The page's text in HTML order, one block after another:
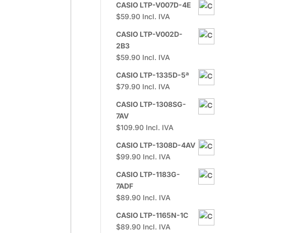
CASIO LTP-V007D-4E
$59.90 Incl. IVA
CASIO LTP-V002D-
2B3
$59.90 Incl. IVA
CASIO LTP-1335D-5ª
$79.90 Incl. IVA
CASIO LTP-1308SG-
7AV
$109.90 Incl. IVA
CASIO LTP-1308D-4AV
$99.90 Incl. IVA
CASIO LTP-1183G-
7ADF
$89.90 Incl. IVA
CASIO LTP-1165N-1C
$89.90 Incl. IVA